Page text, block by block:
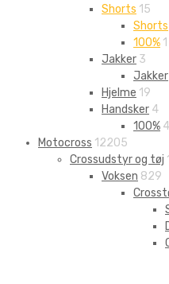
Shorts 15
Shorts
100% 1
Jakker 3
Jakker
Hjelme 19
Handsker 4
100% 4
Motocross 12205
Crossudstyr og tøj
Voksen 829